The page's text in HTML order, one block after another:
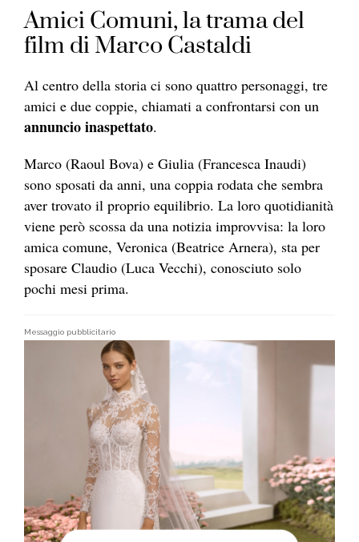
Amici Comuni, la trama del
film di Marco Castaldi
Al centro della storia ci sono quattro personaggi, tre
amici e due coppie, chiamati a confrontarsi con un
annuncio inaspettato.
Marco (Raoul Bova) e Giulia (Francesca Inaudi)
sono sposati da anni, una coppia rodata che sembra
aver trovato il proprio equilibrio. La loro quotidianità
viene però scossa da una notizia improvvisa: la loro
amica comune, Veronica (Beatrice Arnera), sta per
sposare Claudio (Luca Vecchi), conosciuto solo
pochi mesi prima.
Messaggio pubblicitario